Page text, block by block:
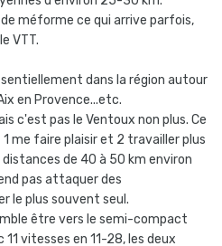
méforme ce qui arrive parfois,
VTT.
dans la région autour
en Provence...etc.
c'est pas le Ventoux non plus. Ce
me faire plaisir et 2 travailler plus
de 40 à 50 km environ
pas attaquer des
le plus souvent seul.
être vers le semi-compact
vitesses en 11-28, les deux